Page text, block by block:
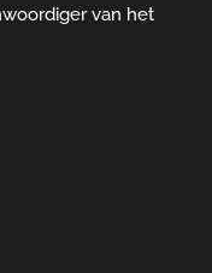
van het